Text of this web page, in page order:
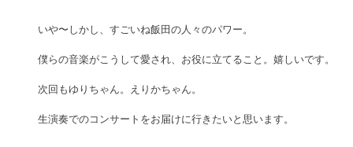
いや〜しかし、すごいね飯田の人々のパワー。
僕らの音楽がこうして愛され、お役に立てること。嬉しいです。
次回もゆりちゃん。えりかちゃん。
生演奏でのコンサートをお届けに行きたいと思います。